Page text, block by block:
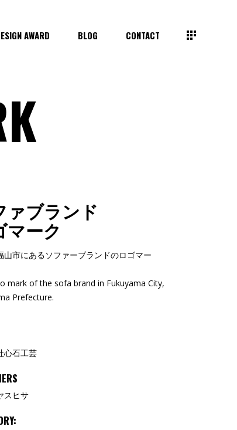
AWARD BLOG CONTACT
ァブランド
マーク
山市にあるソファーブランドのロゴマー
mark of the sofa brand in Fukuyama City,
Prefecture.
心石工芸
スヒサ